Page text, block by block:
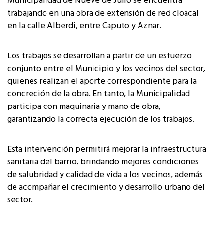
trabajando en una obra de extensión de red cloacal
en la calle Alberdi, entre Caputo y Aznar.
Los trabajos se desarrollan a partir de un esfuerzo
conjunto entre el Municipio y los vecinos del sector,
quienes realizan el aporte correspondiente para la
concreción de la obra. En tanto, la Municipalidad
participa con maquinaria y mano de obra,
garantizando la correcta ejecución de los trabajos.
Esta intervención permitirá mejorar la infraestructura
sanitaria del barrio, brindando mejores condiciones
de salubridad y calidad de vida a los vecinos, además
de acompañar el crecimiento y desarrollo urbano del
sector.